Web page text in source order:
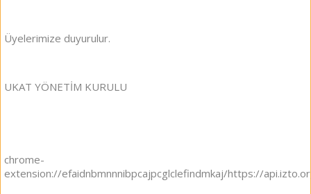
Üyelerimize duyurulur.
UKAT YÖNETİM KURULU
chrome-
extension://efaidnbmnnnibpcajpcglclefindmkaj/https://